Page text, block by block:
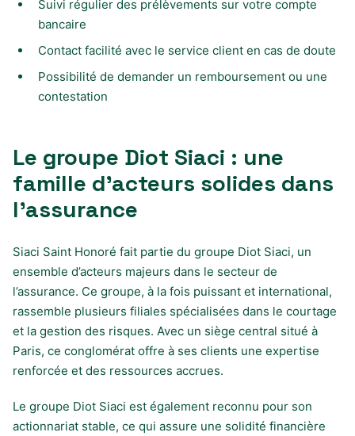
Suivi régulier des prélèvements sur votre compte
bancaire
Contact facilité avec le service client en cas de doute
Possibilité de demander un remboursement ou une
contestation
Le groupe Diot Siaci : une
famille d’acteurs solides dans
l’assurance
Siaci Saint Honoré fait partie du groupe Diot Siaci, un
ensemble d’acteurs majeurs dans le secteur de
l’assurance. Ce groupe, à la fois puissant et international,
rassemble plusieurs filiales spécialisées dans le courtage
et la gestion des risques. Avec un siège central situé à
Paris, ce conglomérat offre à ses clients une expertise
renforcée et des ressources accrues.
Le groupe Diot Siaci est également reconnu pour son
actionnariat stable, ce qui assure une solidité financière